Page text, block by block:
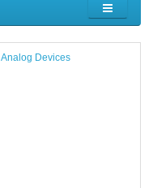
Analog Devices